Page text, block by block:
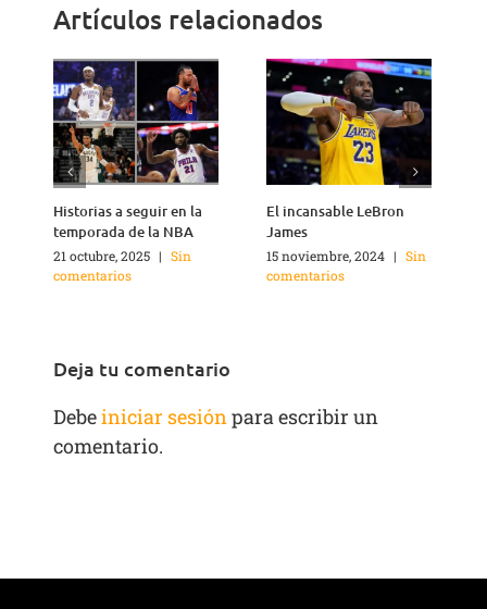
Artículos relacionados
Historias a seguir en la
temporada de la NBA
21 octubre, 2025 | Sin
comentarios
El incansable LeBron
James
15 noviembre, 2024 | Sin
comentarios
Deja tu comentario
Debeiniciar sesiónpara escribir un
comentario.